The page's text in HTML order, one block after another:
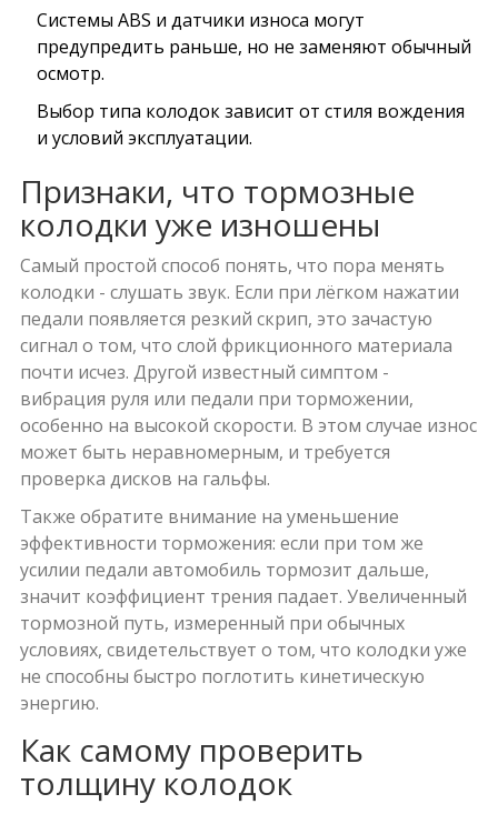
Системы ABS и датчики износа могут
предупредить раньше, но не заменяют обычный
осмотр.
Выбор типа колодок зависит от стиля вождения
и условий эксплуатации.
Признаки, что тормозные
колодки уже изношены
Самый простой способ понять, что пора менять
колодки - слушать звук. Если при лёгком нажатии
педали появляется резкий скрип, это зачастую
сигнал о том, что слой фрикционного материала
почти исчез. Другой известный симптом -
вибрация руля или педали при торможении,
особенно на высокой скорости. В этом случае износ
может быть неравномерным, и требуется
проверка дисков на гальфы.
Также обратите внимание на уменьшение
эффективности торможения: если при том же
усилии педали автомобиль тормозит дальше,
значит коэффициент трения падает. Увеличенный
тормозной путь, измеренный при обычных
условиях, свидетельствует о том, что колодки уже
не способны быстро поглотить кинетическую
энергию.
Как самому проверить
толщину колодок